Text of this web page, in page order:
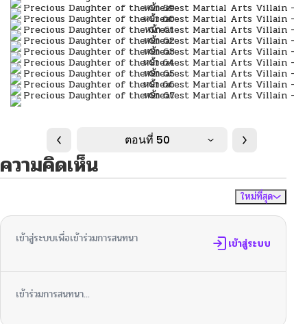
ตอนที่ 50
ความคิดเห็น
ใหม่ที่สุด
เข้าสู่ระบบเพื่อเข้าร่วมการสนทนา เข้าสู่ระบบ
เข้าร่วมการสนทนา...